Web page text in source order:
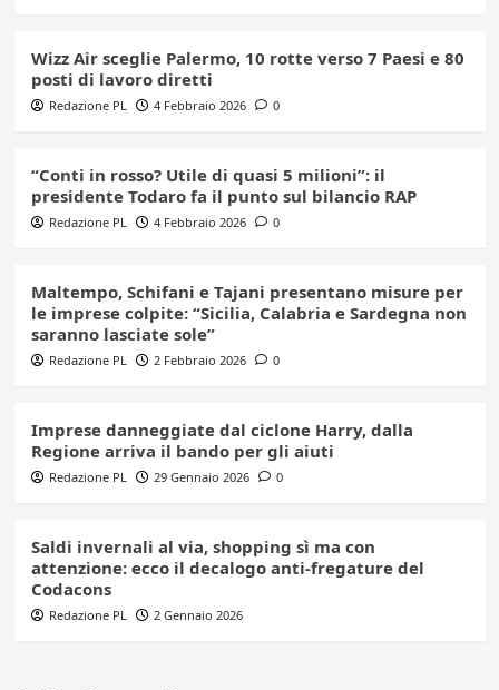
Wizz Air sceglie Palermo, 10 rotte verso 7 Paesi e 80
posti di lavoro diretti
Redazione PL 4 Febbraio 2026 0
“Conti in rosso? Utile di quasi 5 milioni”: il
presidente Todaro fa il punto sul bilancio RAP
Redazione PL 4 Febbraio 2026 0
Maltempo, Schifani e Tajani presentano misure per
le imprese colpite: “Sicilia, Calabria e Sardegna non
saranno lasciate sole”
Redazione PL 2 Febbraio 2026 0
Imprese danneggiate dal ciclone Harry, dalla
Regione arriva il bando per gli aiuti
Redazione PL 29 Gennaio 2026 0
Saldi invernali al via, shopping sì ma con
attenzione: ecco il decalogo anti-fregature del
Codacons
Redazione PL 2 Gennaio 2026